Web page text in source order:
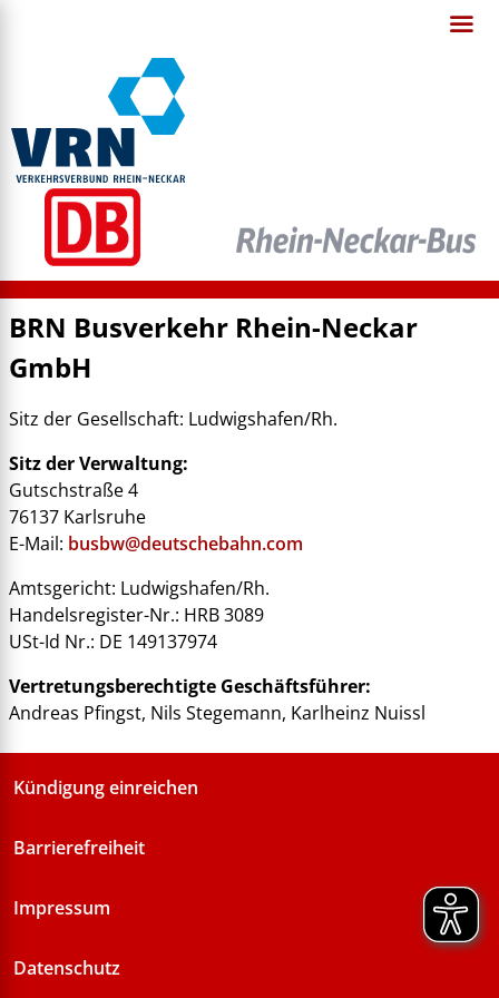
BRN Busverkehr Rhein-Neckar
GmbH
Sitz der Gesellschaft: Ludwigshafen/Rh.
Sitz der Verwaltung:
Gutschstraße 4
76137 Karlsruhe
E-Mail: busbw@deutschebahn.com
Amtsgericht: Ludwigshafen/Rh.
Handelsregister-Nr.: HRB 3089
USt-Id Nr.: DE 149137974
Vertretungsberechtigte Geschäftsführer:
Andreas Pfingst, Nils Stegemann, Karlheinz Nuissl
Kündigung einreichen
Barrierefreiheit
Impressum
Datenschutz